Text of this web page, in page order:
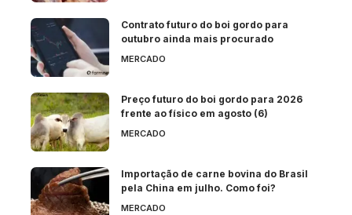
Contrato futuro do boi gordo para
outubro ainda mais procurado
MERCADO
Preço futuro do boi gordo para 2026
frente ao físico em agosto (6)
MERCADO
Importação de carne bovina do Brasil
pela China em julho. Como foi?
MERCADO